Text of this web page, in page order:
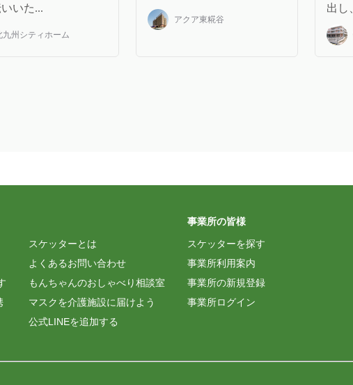
いた...
九州シティホーム
アクア東糀谷
出し
スケッターとは
よくあるお問い合わせ
もんちゃんのおしゃべり相談室
マスクを介護施設に届けよう
公式LINEを追加する
事業所の皆様
スケッターを探す
事業所利用案内
事業所の新規登録
事業所ログイン